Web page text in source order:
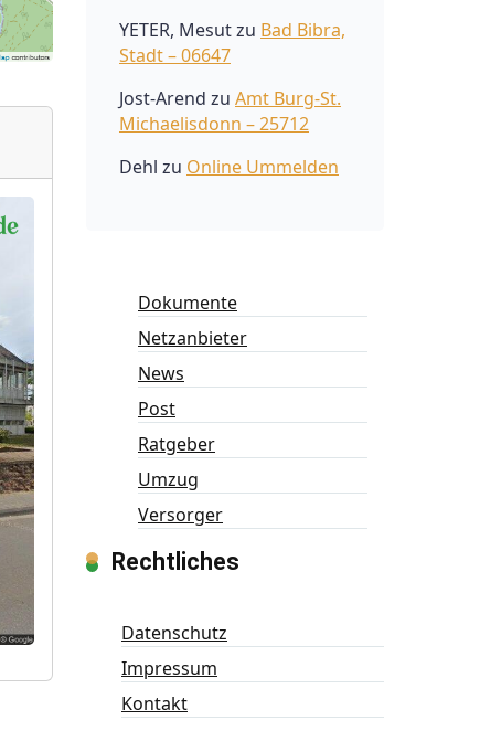
YETER, Mesutzu Bad Bibra,
Stadt – 06647
Jost-Arend zu Amt Burg-St.
Michaelisdonn – 25712
Dehl zu Online Ummelden
Dokumente
Netzanbieter
News
Post
Ratgeber
Umzug
Versorger
Rechtliches
Datenschutz
Impressum
Kontakt